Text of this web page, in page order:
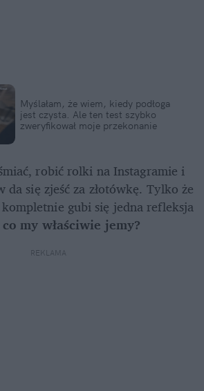
Myślałam, że wiem, kiedy podłoga
jest czysta. Ale ten test szybko
zweryfikował moje przekonanie
robić rolki na Instagramie i
się zjeść za złotówkę. Tylko że
gubi się jedna refleksja
co my właściwie jemy?
REKLAMA